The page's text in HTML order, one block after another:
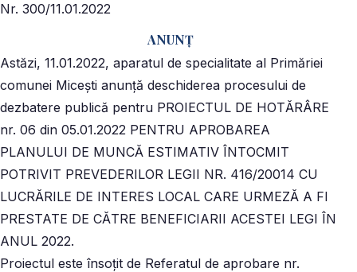
Nr. 300/11.01.2022
ANUNŢ
Astăzi, 11.01.2022, aparatul de specialitate al Primăriei
comunei Micești anunță deschiderea procesului de
dezbatere publică pentru PROIECTUL DE HOTĂRÂRE
nr. 06 din 05.01.2022 PENTRU APROBAREA
PLANULUI DE MUNCĂ ESTIMATIV ÎNTOCMIT
POTRIVIT PREVEDERILOR LEGII NR. 416/20014 CU
LUCRĂRILE DE INTERES LOCAL CARE URMEZĂ A FI
PRESTATE DE CĂTRE BENEFICIARII ACESTEI LEGI ÎN
ANUL 2022.
Proiectul este însoţit de Referatul de aprobare nr.